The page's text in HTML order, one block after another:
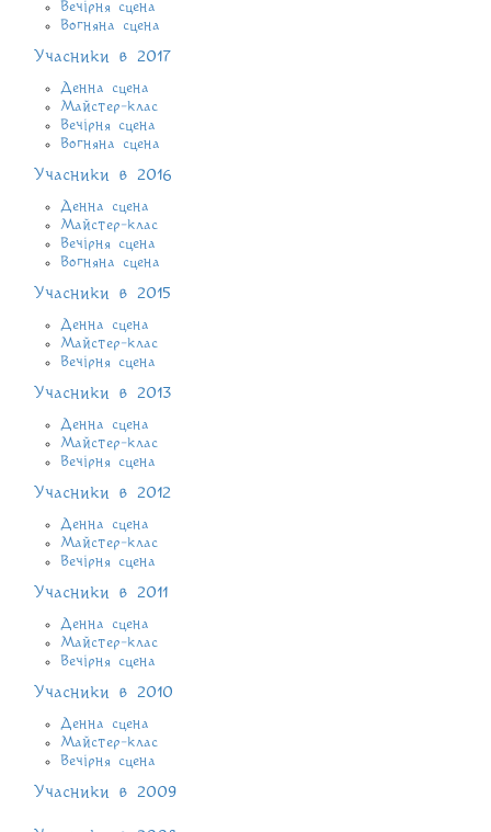
Вечірня сцена
Вогняна сцена
Учасники в 2017
Денна сцена
Майстер-клас
Вечірня сцена
Вогняна сцена
Учасники в 2016
Денна сцена
Майстер-клас
Вечірня сцена
Вогняна сцена
Учасники в 2015
Денна сцена
Майстер-клас
Вечірня сцена
Учасники в 2013
Денна сцена
Майстер-клас
Вечірня сцена
Учасники в 2012
Денна сцена
Майстер-клас
Вечірня сцена
Учасники в 2011
Денна сцена
Майстер-клас
Вечірня сцена
Учасники в 2010
Денна сцена
Майстер-клас
Вечірня сцена
Учасники в 2009